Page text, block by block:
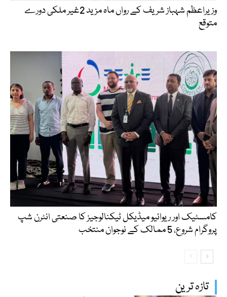
تازہ ترین
وزیراعظم شہباز شریف کے رواں ماہ مزید 2غیر ملکی دورے
متوقع
کامسٹیک اور ریوائیو میڈیکل ٹیکنالوجیز کا صنعتی انٹرن شپ
پروگرام شروع، 5 ممالک کے نوجوان منتخب